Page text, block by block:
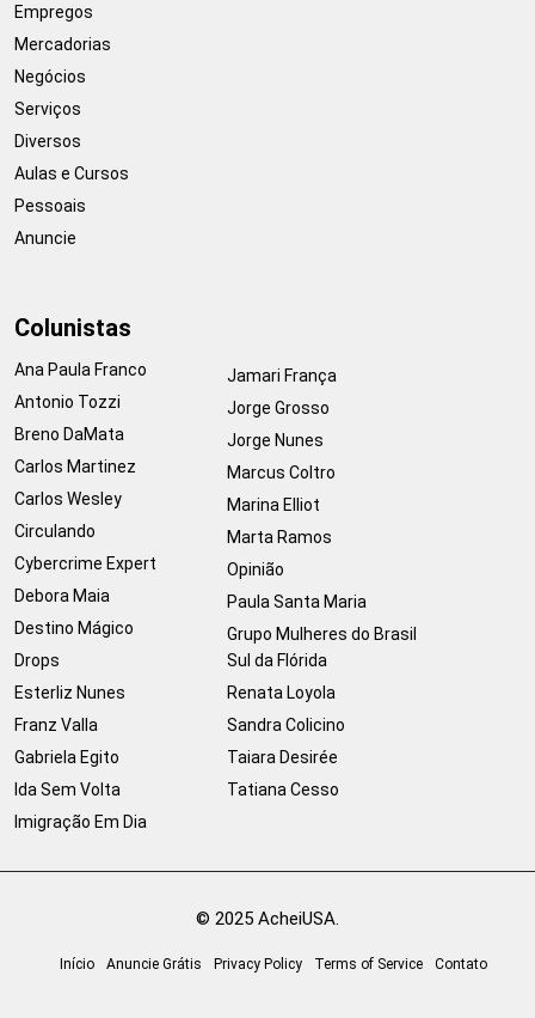
Empregos
Mercadorias
Negócios
Serviços
Diversos
Aulas e Cursos
Pessoais
Anuncie
Colunistas
Ana Paula Franco
Antonio Tozzi
Breno DaMata
Carlos Martinez
Carlos Wesley
Circulando
Cybercrime Expert
Debora Maia
Destino Mágico
Drops
Esterliz Nunes
Franz Valla
Gabriela Egito
Ida Sem Volta
Imigração Em Dia
Jamari França
Jorge Grosso
Jorge Nunes
Marcus Coltro
Marina Elliot
Marta Ramos
Opinião
Paula Santa Maria
Grupo Mulheres do Brasil
Sul da Flórida
Renata Loyola
Sandra Colicino
Taiara Desirée
Tatiana Cesso
© 2025 AcheiUSA.
Início Anuncie Grátis Privacy Policy Terms of Service Contato